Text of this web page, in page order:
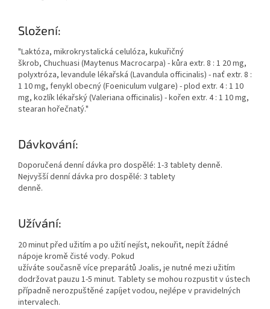
Složení:
"Laktóza, mikrokrystalická celulóza, kukuřičný
škrob, Chuchuasi (Maytenus Macrocarpa) - kůra extr. 8 : 1 20 mg,
polyxtróza, levandule lékařská (Lavandula officinalis) - nať extr. 8 :
1 10 mg, fenykl obecný (Foeniculum vulgare) - plod extr. 4 : 1 10
mg, kozlík lékařský (Valeriana officinalis) - kořen extr. 4 : 1 10 mg,
stearan hořečnatý."
Dávkování:
Doporučená denní dávka pro dospělé: 1-3 tablety denně.
Nejvyšší denní dávka pro dospělé: 3 tablety
denně.
Užívání:
20 minut před užitím a po užití nejíst, nekouřit, nepít žádné
nápoje kromě čisté vody. Pokud
užíváte současně více preparátů Joalis, je nutné mezi užitím
dodržovat pauzu 1-5 minut. Tablety se mohou rozpustit v ústech
případně nerozpuštěné zapíjet vodou, nejlépe v pravidelných
intervalech.